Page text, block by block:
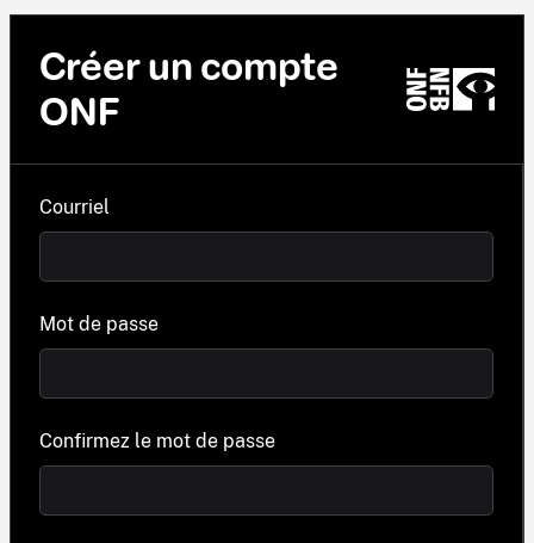
Créer un compte
ONF
Courriel
Mot de passe
Confirmez le mot de passe